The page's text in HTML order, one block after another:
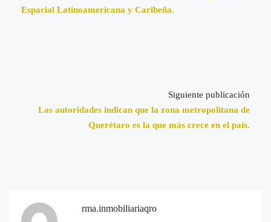
Espacial Latinoamericana y Caribeña.
Siguiente publicación
Las autoridades indican que la zona metropolitana de
Querétaro es la que más crece en el país.
rma.inmobiliariaqro